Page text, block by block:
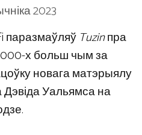
2023
паразмаўляў Tuzinпра
х больш чым за
новага матэрыялу
Дэвіда Уальямса на